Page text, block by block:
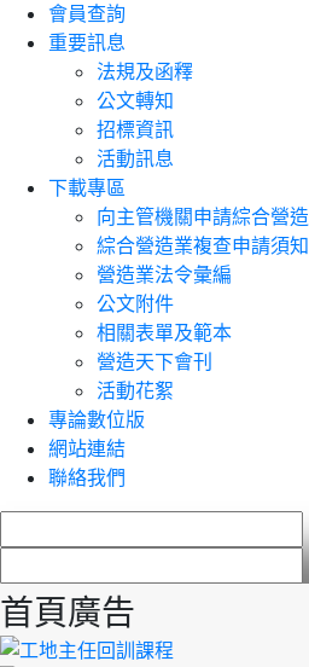
會員查詢
重要訊息
法規及函釋
公文轉知
招標資訊
活動訊息
下載專區
向主管機關申請綜合營
綜合營造業複查申請須知
營造業法令彙編
公文附件
相關表單及範本
營造天下會刊
活動花絮
專論數位版
網站連結
聯絡我們
首頁廣告